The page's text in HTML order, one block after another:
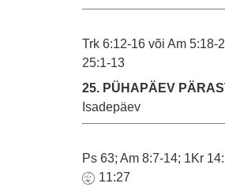
Trk 6:12-16 või Am 5:18-
25:1-13
25. PÜHAPÄEV
Isadepäev
Ps 63; Am 8:7-14; 1Kr
11:27